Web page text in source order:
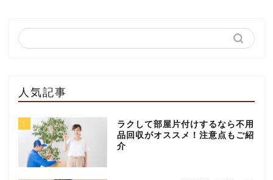
人気記事
1
ラクして部屋片付けするなら不用
品回収がオススメ！注意点もご紹
介